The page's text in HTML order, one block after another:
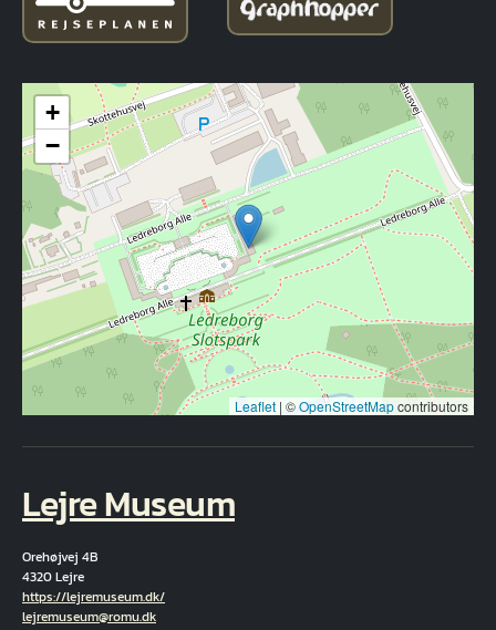
+
−
Leaflet | ©OpenStreetMapcontributors
Lejre Museum
Orehøjvej 4B
4320 Lejre
Hjemmeside
https://lejremuseum.dk/
Correo electrónico
lejremuseum@romu.dk